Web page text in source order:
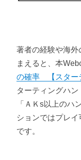
著者の経験や海
まえると、本
の確率 【スター
ターティングハ
「ＡＫs以上のハ
ションではプレ
です。